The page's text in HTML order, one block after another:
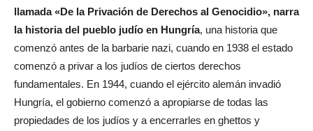
llamada «De la Privación de Derechos al Genocidio», narra
la historia del pueblo judío en Hungría, una historia que
comenzó antes de la barbarie nazi, cuando en 1938 el estado
comenzó a privar a los judíos de ciertos derechos
fundamentales. En 1944, cuando el ejército alemán invadió
Hungría, el gobierno comenzó a apropiarse de todas las
propiedades de los judíos y a encerrarles en ghettos y